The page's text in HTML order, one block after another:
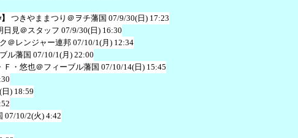
つきやままつり＠ヲチ藩国 07/9/30(日) 17:23
日見＠スタッフ 07/9/30(日) 16:30
＠レンジャー連邦 07/10/1(月) 12:34
ル藩国 07/10/1(月) 22:00
Ｆ・悠也＠フィーブル藩国 07/10/14(日) 15:45
) 18:59
07/10/2(火) 4:42